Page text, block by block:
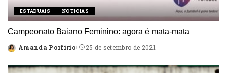
ESTADUAIS NOTÍCIAS
Campeonato Baiano Feminino: agora é mata-mata
Posted
Amanda Porfírio 25 de setembro de 2021